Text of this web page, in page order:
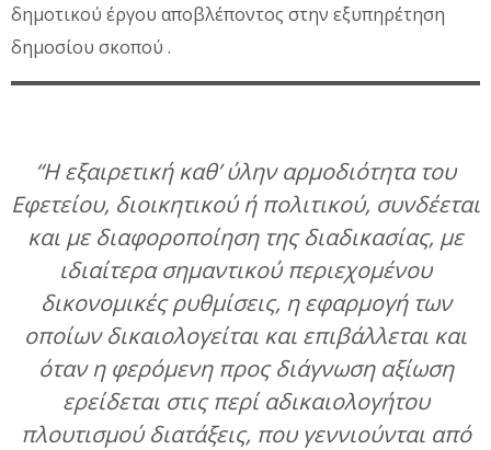
δημοτικού έργου αποβλέποντος στην εξυπηρέτηση
δημοσίου σκοπού .
“Η εξαιρετική καθ’ ύλην αρμοδιότητα του
Εφετείου, διοικητικού ή πολιτικού, συνδέεται
και με διαφοροποίηση της διαδικασίας, με
ιδιαίτερα σημαντικού περιεχομένου
δικονομικές ρυθμίσεις, η εφαρμογή των
οποίων δικαιολογείται και επιβάλλεται και
όταν η φερόμενη προς διάγνωση αξίωση
ερείδεται στις περί αδικαιολογήτου
πλουτισμού διατάξεις, που γεννιούνται από